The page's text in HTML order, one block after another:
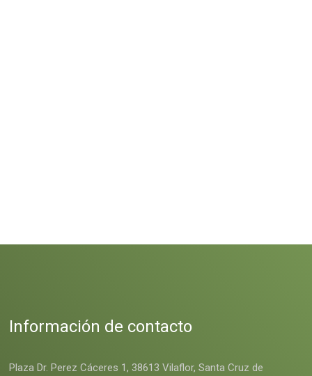
Información de contacto
Plaza Dr. Perez Cáceres 1, 38613 Vilaflor, Santa Cruz de